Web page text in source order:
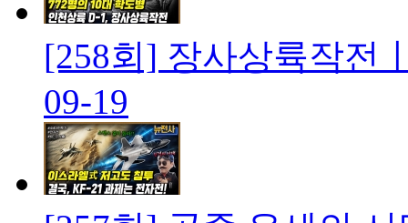
[258회] 장사상륙작전
09-19